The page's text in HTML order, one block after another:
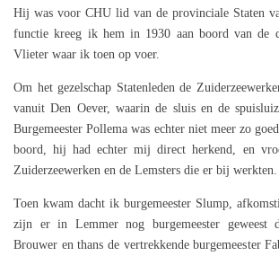
Hij was voor CHU lid van de provinciale Staten
functie kreeg ik hem in 1930 aan boord van de
Vlieter waar ik toen op voer.
Om het gezelschap Statenleden de
vanuit Den Oever, waarin de sluis en de
Burgemeester Pollema was echter niet meer zo
boord, hij had echter mij direct herkend, en
Zuiderzeewerken en de Lemsters die er bij werkten.
Toen kwam dacht ik burgemeester Slump,
zijn er in Lemmer nog burgemeester geweest
Brouwer en thans de vertrekkende burgemeester